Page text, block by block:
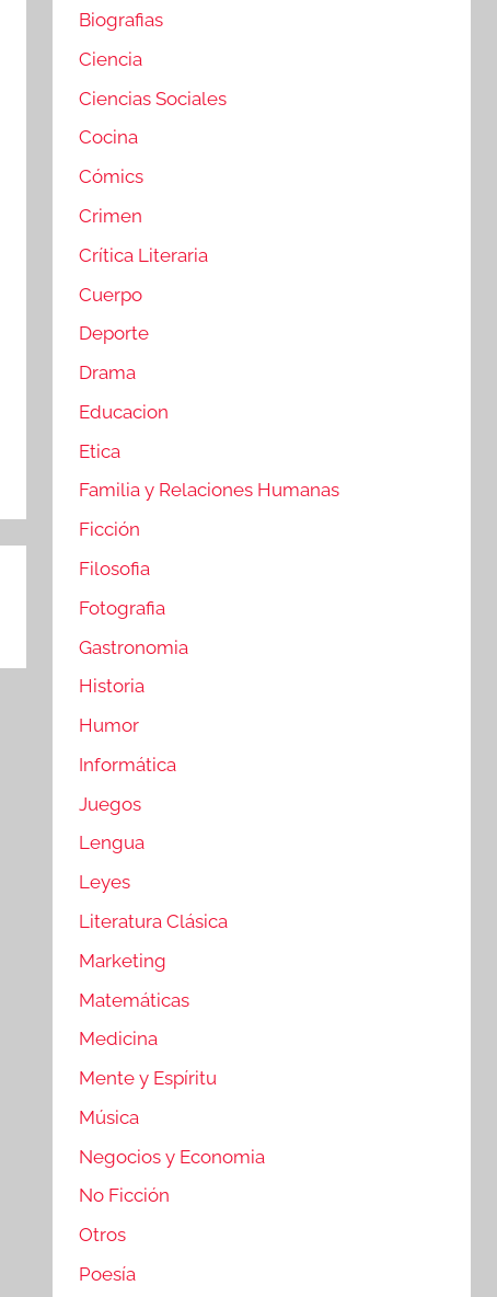
Biografias
Ciencia
Ciencias Sociales
Cocina
Cómics
Crimen
Crítica Literaria
Cuerpo
Deporte
Drama
Educacion
Etica
Familia y Relaciones Humanas
Ficción
Filosofia
Fotografia
Gastronomia
Historia
Humor
Informática
Juegos
Lengua
Leyes
Literatura Clásica
Marketing
Matemáticas
Medicina
Mente y Espíritu
Música
Negocios y Economia
No Ficción
Otros
Poesía